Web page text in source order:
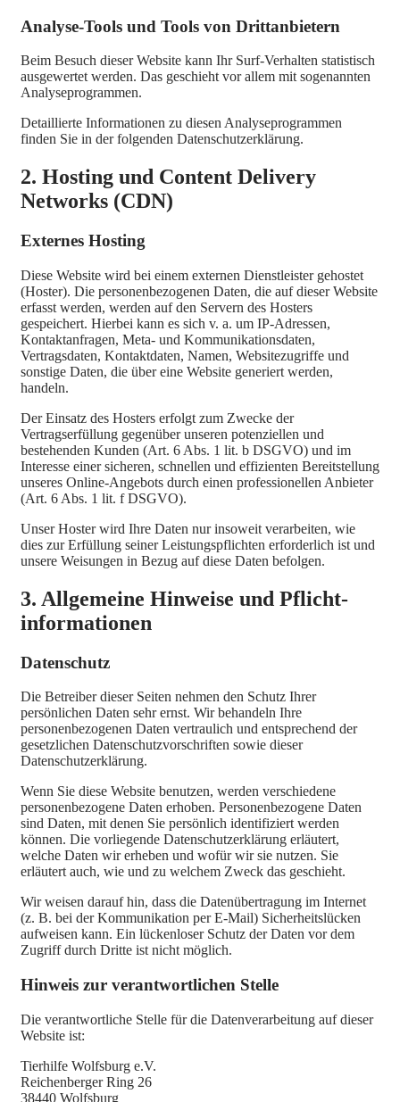
Analyse-Tools und Tools von Dritt­anbietern
Beim Besuch dieser Website kann Ihr Surf-Verhalten statistisch
ausgewertet werden. Das geschieht vor allem mit sogenannten
Analyseprogrammen.
Detaillierte Informationen zu diesen Analyseprogrammen
finden Sie in der folgenden Datenschutzerklärung.
2. Hosting und Content Delivery
Networks (CDN)
Externes Hosting
Diese Website wird bei einem externen Dienstleister gehostet
(Hoster). Die personenbezogenen Daten, die auf dieser Website
erfasst werden, werden auf den Servern des Hosters
gespeichert. Hierbei kann es sich v. a. um IP-Adressen,
Kontaktanfragen, Meta- und Kommunikationsdaten,
Vertragsdaten, Kontaktdaten, Namen, Websitezugriffe und
sonstige Daten, die über eine Website generiert werden,
handeln.
Der Einsatz des Hosters erfolgt zum Zwecke der
Vertragserfüllung gegenüber unseren potenziellen und
bestehenden Kunden (Art. 6 Abs. 1 lit. b DSGVO) und im
Interesse einer sicheren, schnellen und effizienten Bereitstellung
unseres Online-Angebots durch einen professionellen Anbieter
(Art. 6 Abs. 1 lit. f DSGVO).
Unser Hoster wird Ihre Daten nur insoweit verarbeiten, wie
dies zur Erfüllung seiner Leistungspflichten erforderlich ist und
unsere Weisungen in Bezug auf diese Daten befolgen.
3. Allgemeine Hinweise und Pflicht­
informationen
Datenschutz
Die Betreiber dieser Seiten nehmen den Schutz Ihrer
persönlichen Daten sehr ernst. Wir behandeln Ihre
personenbezogenen Daten vertraulich und entsprechend der
gesetzlichen Datenschutzvorschriften sowie dieser
Datenschutzerklärung.
Wenn Sie diese Website benutzen, werden verschiedene
personenbezogene Daten erhoben. Personenbezogene Daten
sind Daten, mit denen Sie persönlich identifiziert werden
können. Die vorliegende Datenschutzerklärung erläutert,
welche Daten wir erheben und wofür wir sie nutzen. Sie
erläutert auch, wie und zu welchem Zweck das geschieht.
Wir weisen darauf hin, dass die Datenübertragung im Internet
(z. B. bei der Kommunikation per E-Mail) Sicherheitslücken
aufweisen kann. Ein lückenloser Schutz der Daten vor dem
Zugriff durch Dritte ist nicht möglich.
Hinweis zur verantwortlichen Stelle
Die verantwortliche Stelle für die Datenverarbeitung auf dieser
Website ist:
Tierhilfe Wolfsburg e.V.
Reichenberger Ring 26
38440 Wolfsburg